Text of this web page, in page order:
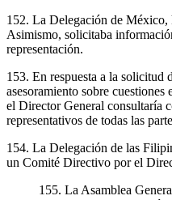
152. La Delegación de México,
Asimismo, solicitaba
representación.
153. En respuesta a la
asesoramiento sobre
el Director General consultaría
representativos de todas las
154. La Delegación de las
un Comité Directivo por el
155. La Asamblea